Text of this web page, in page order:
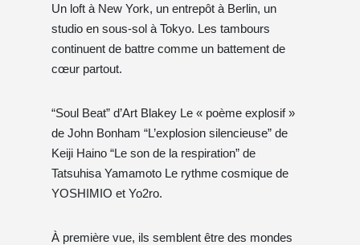
Un loft à New York, un entrepôt à Berlin, un
studio en sous-sol à Tokyo. Les tambours
continuent de battre comme un battement de
cœur partout.
“Soul Beat” d’Art Blakey Le « poème explosif »
de John Bonham “L’explosion silencieuse” de
Keiji Haino “Le son de la respiration” de
Tatsuhisa Yamamoto Le rythme cosmique de
YOSHIMIO et Yo2ro.
À première vue, ils semblent être des mondes